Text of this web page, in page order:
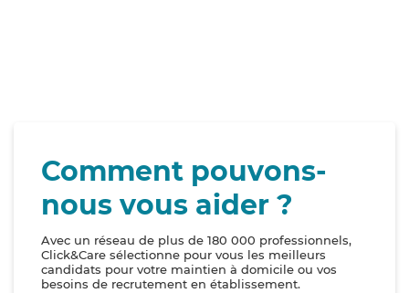
Comment pouvons-
nous vous aider ?
Avec un réseau de plus de 180 000 professionnels,
Click&Care sélectionne pour vous les meilleurs
candidats pour votre maintien à domicile ou vos
besoins de recrutement en établissement.